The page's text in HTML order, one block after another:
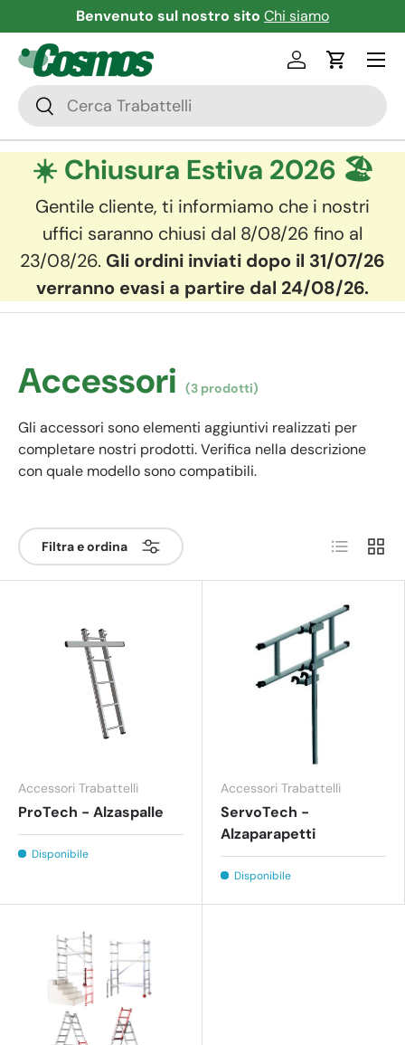
Passa ai contenuti
Benvenuto sul nostro sito Chi siamo
Cerca
Cerca
AccediCarrello
Menu
☀️ Chiusura Estiva 2026 🏖️
Gentile cliente, ti informiamo che i nostri
uffici saranno chiusi dal 8/08/26 fino al
23/08/26. Gli ordini inviati dopo il 31/07/26
verranno evasi a partire dal 24/08/26.
Accessori (3 prodotti)
Gli accessori sono elementi aggiuntivi realizzati per
completare nostri prodotti. Verifica nella descrizione
con quale modello sono compatibili.
Filtra e ordina Elenco
Accessori Trabattelli
ProTech - Alzaspalle
Disponibile
Accessori Trabattelli
ServoTech -
Alzaparapetti
Disponibile